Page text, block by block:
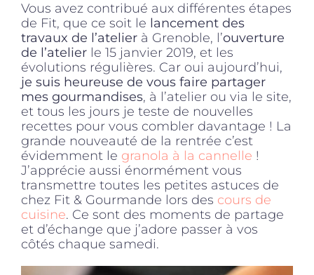
Vous avez contribué aux différentes étapes
de Fit, que ce soit le lancement des
travaux de l’atelier à Grenoble, l’ouverture
de l’atelier le 15 janvier 2019, et les
évolutions régulières. Car oui aujourd’hui,
je suis heureuse de vous faire partager
mes gourmandises, à l’atelier ou via le site,
et tous les jours je teste de nouvelles
recettes pour vous combler davantage ! La
grande nouveauté de la rentrée c’est
évidemment le granola à la cannelle !
J’apprécie aussi énormément vous
transmettre toutes les petites astuces de
chez Fit & Gourmande lors des cours de
cuisine. Ce sont des moments de partage
et d’échange que j’adore passer à vos
côtés chaque samedi.